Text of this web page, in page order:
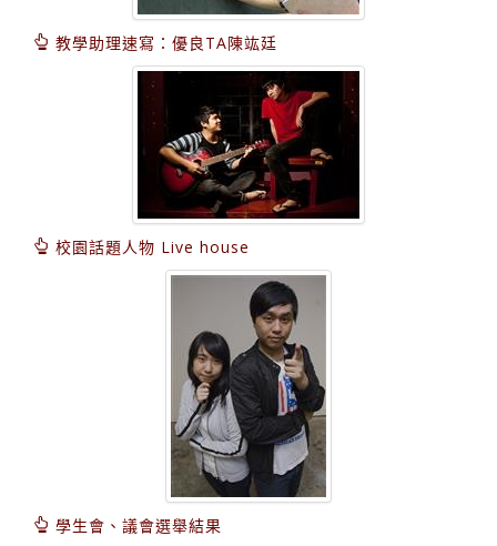
教學助理速寫：優良TA陳竑廷
校園話題人物 Live house
學生會、議會選舉結果